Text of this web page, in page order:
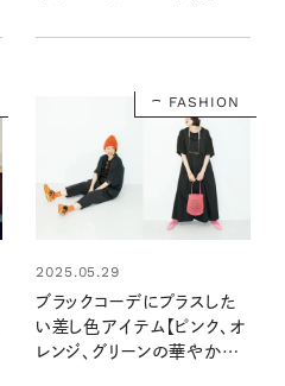
FASHION
2025.05.29
ブラックコーデにプラスした
い差し色アイテム【ピンク、オ
レンジ、グリーンの華やか小